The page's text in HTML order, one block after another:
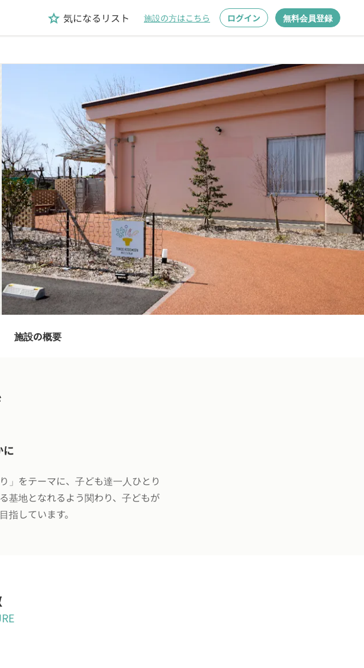
grade 気になるリスト 施設の方はこちら ログイン 無料会員登録
施設の概要
に
」をテーマに、子ども達一人ひとり
基地となれるよう関わり、子どもが
しています。